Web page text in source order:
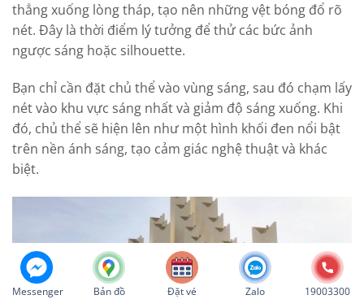
thẳng xuống lòng tháp, tạo nên những vệt bóng đổ rõ
nét. Đây là thời điểm lý tưởng để thử các bức ảnh
ngược sáng hoặc silhouette.
Bạn chỉ cần đặt chủ thể vào vùng sáng, sau đó chạm lấy
nét vào khu vực sáng nhất và giảm độ sáng xuống. Khi
đó, chủ thể sẽ hiện lên như một hình khối đen nổi bật
trên nền ánh sáng, tạo cảm giác nghệ thuật và khác
biệt.
Messenger Bản đồ Đặt vé Zalo 19003300